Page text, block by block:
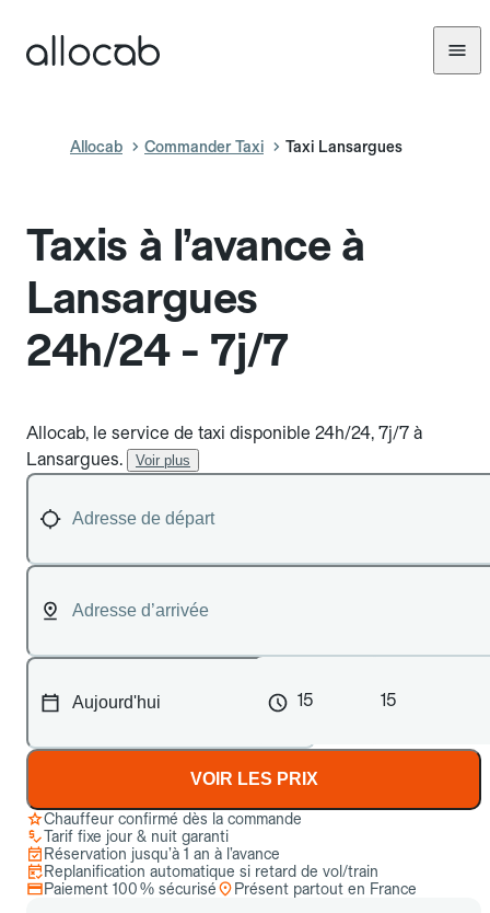
Allocab Commander Taxi Taxi Lansargues
Taxis à l’avance à
Lansargues
24h/24 - 7j/7
Allocab, le service de taxi disponible 24h/24, 7j/7 à
Lansargues.
Voir plus
15 15
VOIR LES PRIX
Chauffeur confirmé dès la commande
Tarif fixe jour & nuit garanti
Réservation jusqu’à 1 an à l’avance
Replanification automatique si retard de vol/train
Paiement 100 % sécurisé
Présent partout en France